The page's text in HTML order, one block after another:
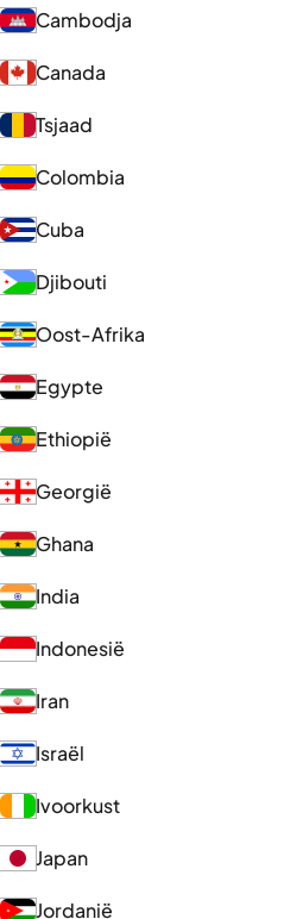
Cambodja
Canada
Tsjaad
Colombia
Cuba
Djibouti
Oost-Afrika
Egypte
Ethiopië
Georgië
Ghana
India
Indonesië
Iran
Israël
Ivoorkust
Japan
Jordanië